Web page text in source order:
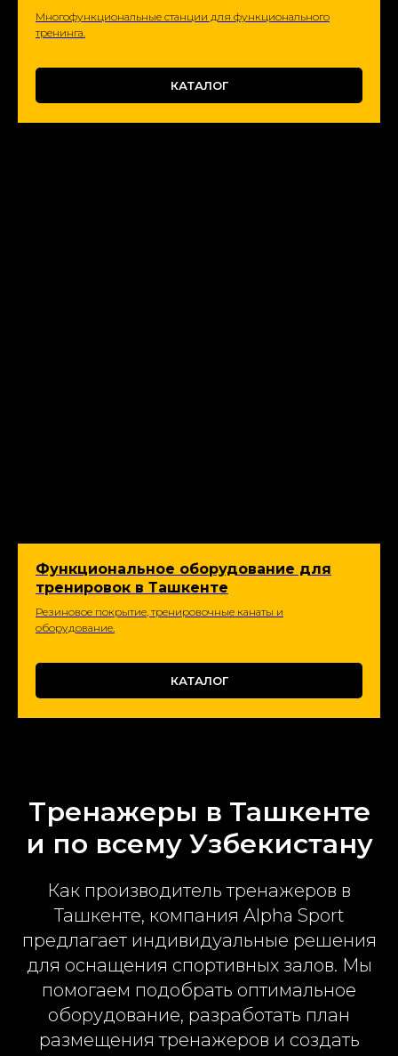
Многофункциональные станции для функционального
тренинга.
КАТАЛОГ
Функциональное оборудование для
тренировок в Ташкенте
Резиновое покрытие, тренировочные канаты и
оборудование.
КАТАЛОГ
Тренажеры в Ташкенте
и по всему Узбекистану
Как производитель тренажеров в
Ташкенте, компания Alpha Sport
предлагает индивидуальные решения
для оснащения спортивных залов. Мы
помогаем подобрать оптимальное
оборудование, разработать план
размещения тренажеров и создать